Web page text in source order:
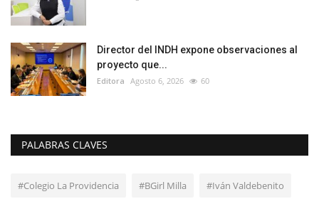
Director del INDH expone observaciones al
proyecto que...
Editora Agosto 6, 2026 60
PALABRAS CLAVES
#Colegio La Providencia #BGirl Milla #Iván Valdebenito